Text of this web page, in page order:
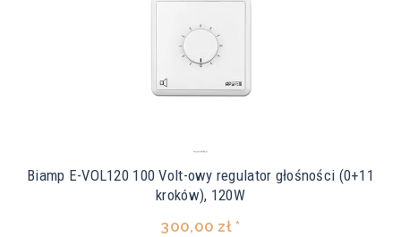
Biamp E-VOL120 100 Volt-owy regulator głośności (0+11
kroków), 120W
300,00 zł *